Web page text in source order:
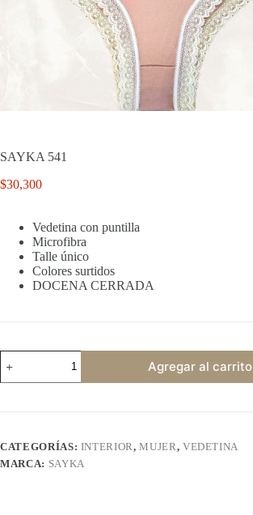
SAYKA 541
$30,300
Vedetina con puntilla
Microfibra
Talle único
Colores surtidos
DOCENA CERRADA
SAYKA
541
cantidad
Agregar al carrito
CATEGORÍAS: INTERIOR,MUJER, VEDETINA
MARCA: SAYKA